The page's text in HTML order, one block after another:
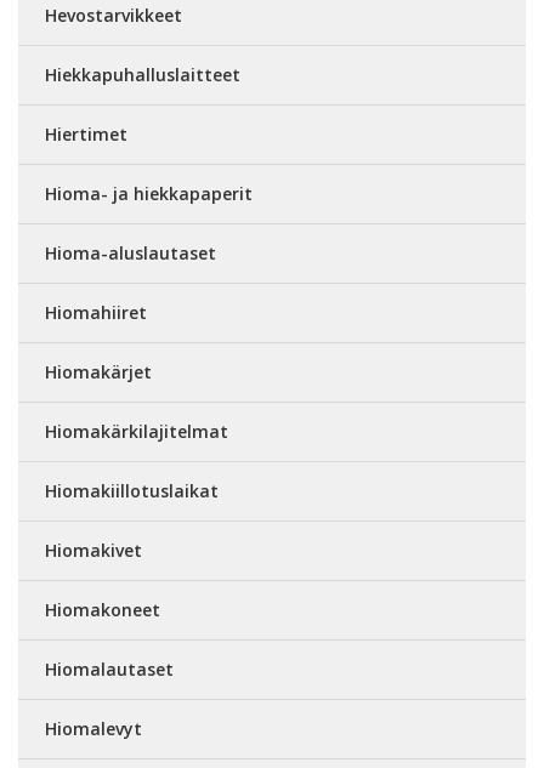
Hevostarvikkeet
Hiekkapuhalluslaitteet
Hiertimet
Hioma- ja hiekkapaperit
Hioma-aluslautaset
Hiomahiiret
Hiomakärjet
Hiomakärkilajitelmat
Hiomakiillotuslaikat
Hiomakivet
Hiomakoneet
Hiomalautaset
Hiomalevyt